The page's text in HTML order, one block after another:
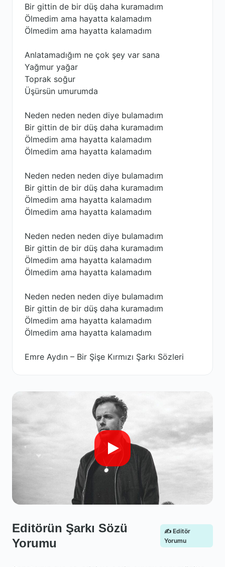
Bir gittin de bir düş daha kuramadım
Ölmedim ama hayatta kalamadım
Ölmedim ama hayatta kalamadım
Anlatamadığım ne çok şey var sana
Yağmur yağar
Toprak soğur
Üşürsün umurumda
Neden neden neden diye bulamadım
Bir gittin de bir düş daha kuramadım
Ölmedim ama hayatta kalamadım
Ölmedim ama hayatta kalamadım
Neden neden neden diye bulamadım
Bir gittin de bir düş daha kuramadım
Ölmedim ama hayatta kalamadım
Ölmedim ama hayatta kalamadım
Neden neden neden diye bulamadım
Bir gittin de bir düş daha kuramadım
Ölmedim ama hayatta kalamadım
Ölmedim ama hayatta kalamadım
Neden neden neden diye bulamadım
Bir gittin de bir düş daha kuramadım
Ölmedim ama hayatta kalamadım
Ölmedim ama hayatta kalamadım
Emre Aydın – Bir Şişe Kırmızı Şarkı Sözleri
Editörün Şarkı Sözü
Yorumu
✍️ Editör
Yorumu